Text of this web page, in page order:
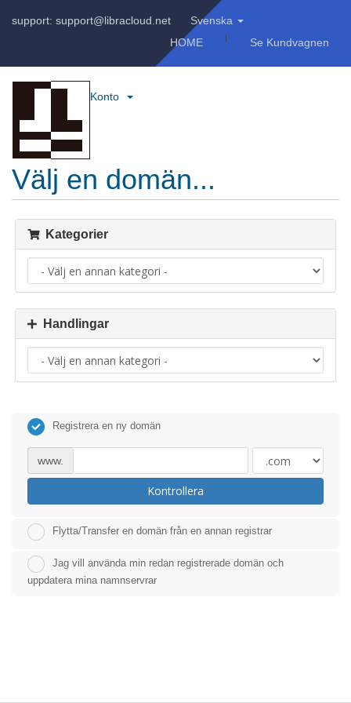
support: support@libracloud.net
Svenska
HOME
Se Kundvagnen
Konto
Välj en domän...
Kategorier
Handlingar
Registrera en ny domän
www.
Kontrollera
Flytta/Transfer en domän från en annan registrar
Jag vill använda min redan registrerade domän och
uppdatera mina namnservrar